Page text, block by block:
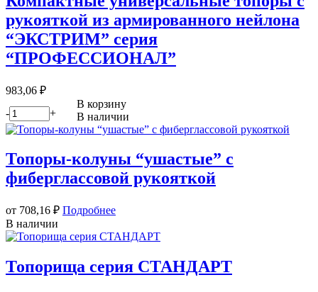
рукояткой из армированного нейлона
“ЭКСТРИМ” серия
“ПРОФЕССИОНАЛ”
983,06 ₽
-
+
В корзину
В наличии
Топоры-колуны “ушастые” с
фиберглассовой рукояткой
от 708,16 ₽ Подробнее
В наличии
Топорища серия СТАНДАРТ